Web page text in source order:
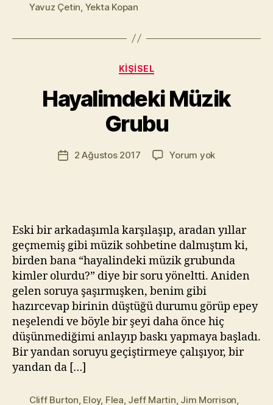
Yavuz Çetin Yekta Kopan
Kategoriler
KIŞISEL
Hayalimdeki Müzik
Grubu
Yazının
yazarı
a
u
a
a
z
Yazı2 Ağustos 2017 Yorum yokHayalimdeki
Eski bir arkadaşımla karşılaşıp, aradan yıllar
geçmemiş gibi müzik sohbetine dalmıştım ki,
birden bana “hayalindeki müzik grubunda
kimler olurdu?” diye bir soru yöneltti. Aniden
gelen soruya şaşırmışken, benim gibi
hazırcevap birinin düştüğü durumu görüp epey
neşelendi ve böyle bir şeyi daha önce hiç
düşünmediğimi anlayıp baskı yapmaya başladı.
Bir yandan soruyu geçiştirmeye çalışıyor, bir
yandan da […]
Cliff Burton, Eloy, Flea, Jeff Martin, Jim Morrison,